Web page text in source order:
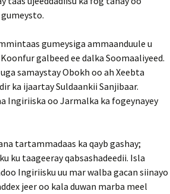
gumeysiga ammaanduule u
galbeed ee dalka Soomaaliyeed.
samaystay Obokh oo ah Xeebta
ka ijaartay Suldaankii Sanjibaar.
Ingiriiska oo Jarmalka ka fogeynayey
tartammadaas ka qayb gashay;
ku taageeray qabsashadeedii. Isla
Ingiriisku uu mar walba gacan siinayo
jeer oo kala duwan marba meel